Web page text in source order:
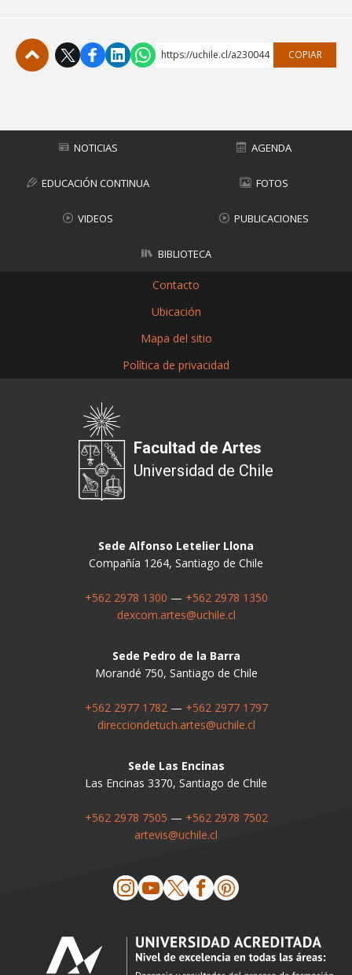
https://uchile.cl/a230044 COPIAR
NOTICIAS AGENDA
EDUCACIÓN CONTINUA FOTOS
VIDEOS PUBLICACIONES
BIBLIOTECA
Contacto
Ubicación
Mapa del sitio
Política de privacidad
Facultad de Artes
Universidad de Chile
Sede Alfonso Letelier Llona
Compañía 1264, Santiago de Chile
+562 2978 1300 — +562 2978 1350
dexcom.artes@uchile.cl
Sede Pedro de la Barra
Morandé 750, Santiago de Chile
+562 2977 1782— +562 2977 1797
direcciondetuch.artes@uchile.cl
Sede Las Encinas
Las Encinas 3370, Santiago de Chile
+562 2978 7505 — +562 2978 7502
artevis@uchile.cl